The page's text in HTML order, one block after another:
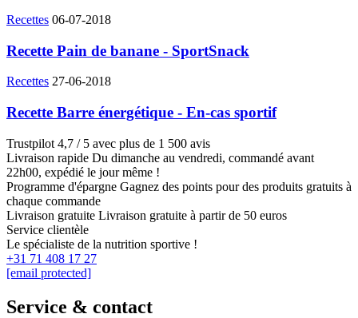
Recettes 06-07-2018
Recette Pain de banane - SportSnack
Recettes 27-06-2018
Recette Barre énergétique - En-cas sportif
Trustpilot 4,7 / 5 avec plus de 1 500 avis
Livraison rapide Du dimanche au vendredi, commandé avant
22h00, expédié le jour même !
Programme d'épargne Gagnez des points pour des produits gratuits à
chaque commande
Livraison gratuite Livraison gratuite à partir de 50 euros
Service clientèle
Le spécialiste de la nutrition sportive !
+31 71 408 17 27
[email protected]
Service & contact